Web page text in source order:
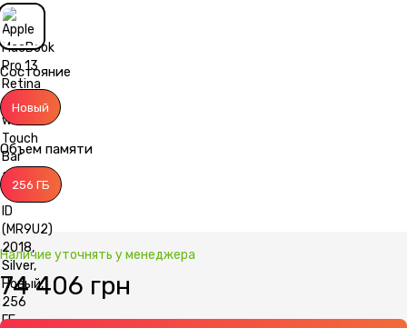
Состояние
Новый
Объем памяти
256 ГБ
Наличие уточнять у менеджера
74 406 грн